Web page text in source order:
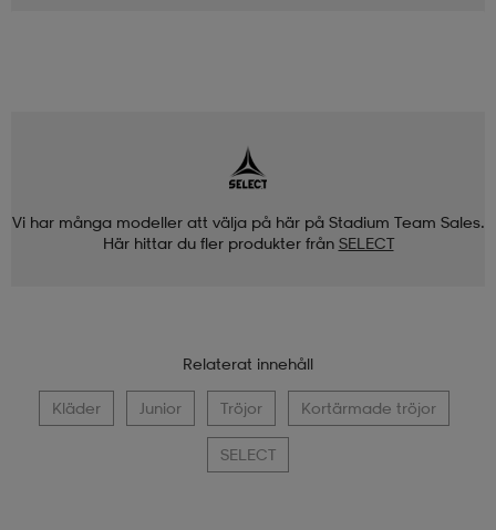
Vi har många modeller att välja på här på Stadium Team Sales.
Här hittar du fler produkter från SELECT
Relaterat innehåll
Kläder Junior Tröjor Kortärmade tröjor
SELECT